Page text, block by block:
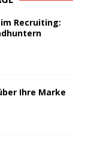
Recruiting:
Ihre Marke